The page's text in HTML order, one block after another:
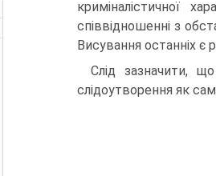
криміналістичної
співвідношенні з
Висування останніх є
Слід зазначити,
слідоутворення як